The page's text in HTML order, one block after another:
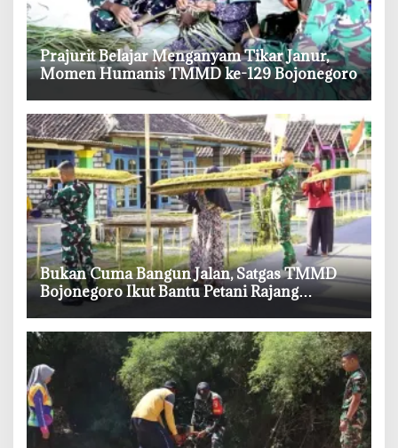
‎Prajurit Belajar Menganyam Tikar Janur,
Momen Humanis TMMD ke-129 Bojonegoro
‎Bukan Cuma Bangun Jalan, Satgas TMMD
Bojonegoro Ikut Bantu Petani Rajang
Tembakau